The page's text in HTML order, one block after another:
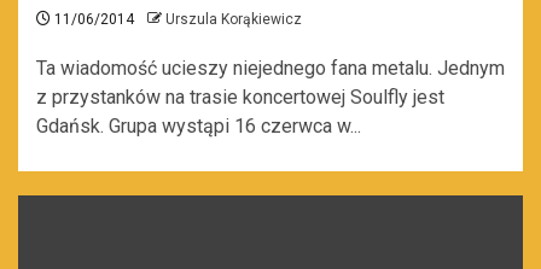
11/06/2014 Urszula Korąkiewicz
Ta wiadomość ucieszy niejednego fana metalu. Jednym
z przystanków na trasie koncertowej Soulfly jest
Gdańsk. Grupa wystąpi 16 czerwca w...